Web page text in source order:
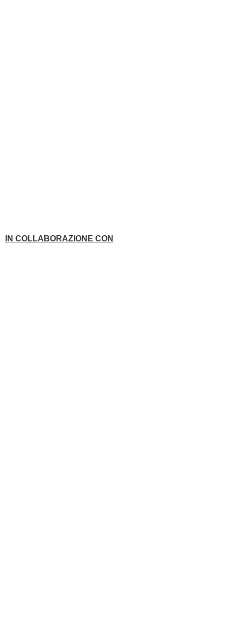
IN COLLABORAZIONE CON